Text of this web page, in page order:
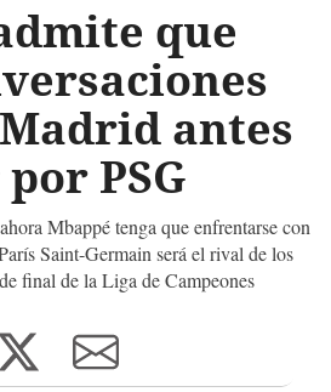
que
antes
PSG
Mbappé tenga que enfrentarse con
Saint-Germain será el rival de los
final de la Liga de Campeones